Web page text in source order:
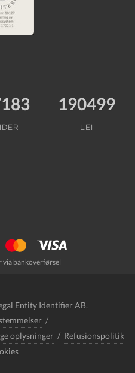
190499
LEI
via bankoverførsel
Entity Identifier AB.
/
oplysninger / Refusionspolitik